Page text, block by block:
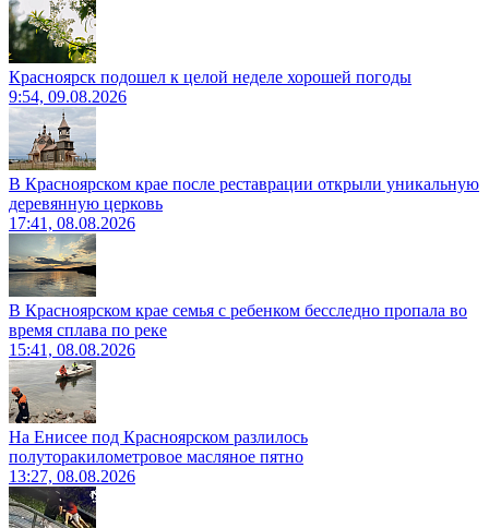
Красноярск подошел к целой неделе хорошей погоды
9:54, 09.08.2026
В Красноярском крае после реставрации открыли уникальную
деревянную церковь
17:41, 08.08.2026
В Красноярском крае семья с ребенком бесследно пропала во
время сплава по реке
15:41, 08.08.2026
На Енисее под Красноярском разлилось
полуторакилометровое масляное пятно
13:27, 08.08.2026